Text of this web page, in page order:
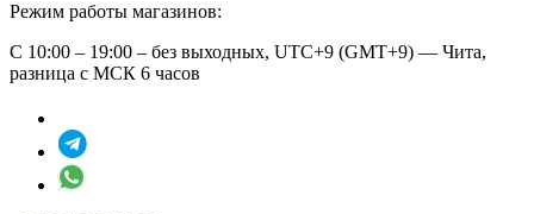
Режим работы магазинов:
С 10:00 – 19:00 – без выходных, UTC+9 (GMT+9) — Чита,
разница с МСК 6 часов